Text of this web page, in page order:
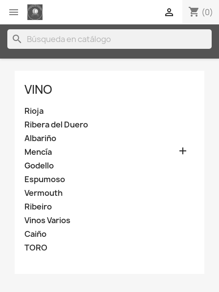
 shopping_cart (0)

search
VINO
Rioja
Ribera del Duero
Albariño
Mencía

Godello
Espumoso
Vermouth
Ribeiro
Vinos Varios
Caiño
TORO